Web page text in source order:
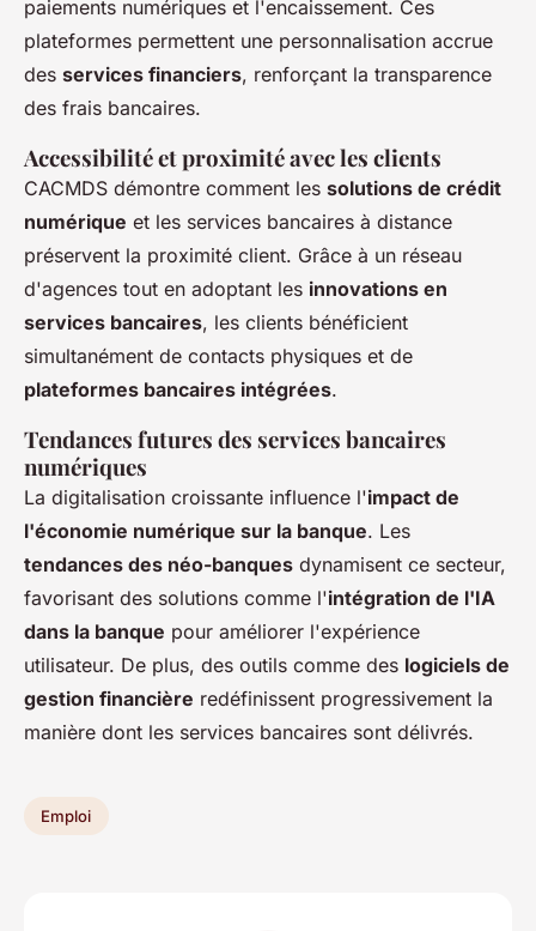
paiements numériques et l'encaissement. Ces
plateformes permettent une personnalisation accrue
des services financiers, renforçant la transparence
des frais bancaires.
Accessibilité et proximité avec les clients
CACMDS démontre comment les solutions de crédit
numérique et les services bancaires à distance
préservent la proximité client. Grâce à un réseau
d'agences tout en adoptant les innovations en
services bancaires, les clients bénéficient
simultanément de contacts physiques et de
plateformes bancaires intégrées.
Tendances futures des services bancaires
numériques
La digitalisation croissante influence l'impact de
l'économie numérique sur la banque. Les
tendances des néo-banques dynamisent ce secteur,
favorisant des solutions comme l'intégration de l'IA
dans la banque pour améliorer l'expérience
utilisateur. De plus, des outils comme des logiciels de
gestion financière redéfinissent progressivement la
manière dont les services bancaires sont délivrés.
Emploi